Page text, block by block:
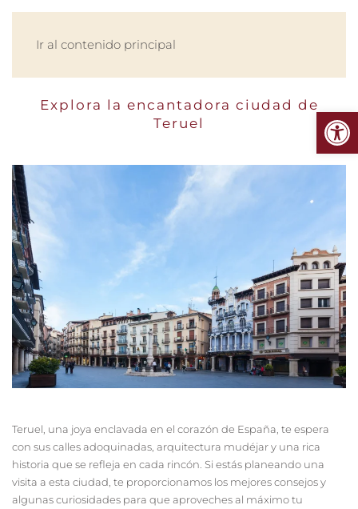
Ir al contenido principal
Explora la encantadora ciudad de
Teruel
Teruel, una joya enclavada en el corazón de España, te espera
con sus calles adoquinadas, arquitectura mudéjar y una rica
historia que se refleja en cada rincón. Si estás planeando una
visita a esta ciudad, te proporcionamos los mejores consejos y
algunas curiosidades para que aproveches al máximo tu